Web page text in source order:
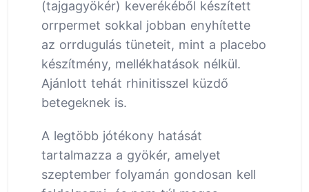
(tajgagyökér) keverékéből készített
orrpermet sokkal jobban enyhítette
az orrdugulás tüneteit, mint a placebo
készítmény, mellékhatások nélkül.
Ajánlott tehát rhinitisszel küzdő
betegeknek is.
A legtöbb jótékony hatását
tartalmazza a gyökér, amelyet
szeptember folyamán gondosan kell